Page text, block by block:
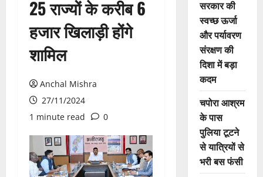
25 राज्यों के करीब 6
हजार खिलाड़ी होंगे
शामिल
Anchal Mishra
27/11/2024
1 minute read
0
सरकार की
स्वच्छ ऊर्जा
और पर्यावरण
संरक्षण की
दिशा में बड़ा
कदम
चपोरा आश्रम
के पास
पुलिया टूटने
से यात्रियों से
भरी बस फंसी